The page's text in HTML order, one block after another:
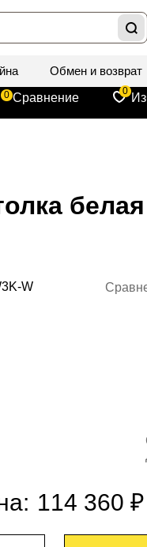
Обмен и возврат
0 Сравнение 0
W
114 360 ₽